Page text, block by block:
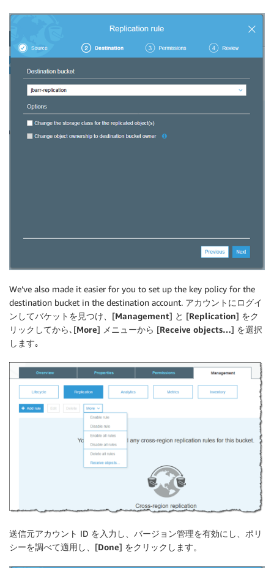
We’ve also made it easier for you to set up the key policy for the
destination bucket in the destination account. アカウントにログイ
ンしてバケットを見つけ、[Management] と [Replication] をク
リックしてから､[More] メニューから [Receive objects…] を選択
します｡
送信元アカウント ID を入力し、バージョン管理を有効にし、ポリ
シーを調べて適用し、[Done] をクリックします。